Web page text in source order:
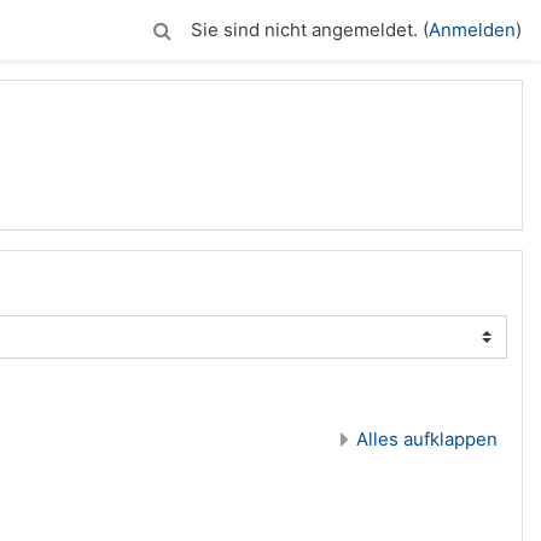
Sie sind nicht angemeldet. (Anmelden)
Alles aufklappen